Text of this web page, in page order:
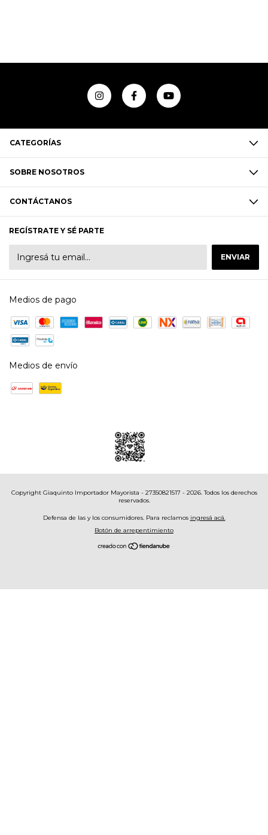
CATEGORÍAS
SOBRE NOSOTROS
CONTÁCTANOS
REGÍSTRATE Y SÉ PARTE
Medios de pago
Medios de envío
Copyright Giaquinto Importador Mayorista - 27350821517 - 2026. Todos los derechos
reservados.
Defensa de las y los consumidores. Para reclamos ingresá acá.
Botón de arrepentimiento